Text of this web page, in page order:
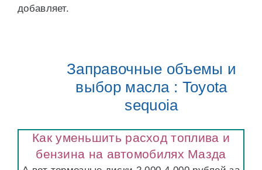
добавляет.
Заправочные объемы и
выбор масла : Toyota
sequoia
Как уменьшить расход топлива и
бензина на автомобилях Мазда